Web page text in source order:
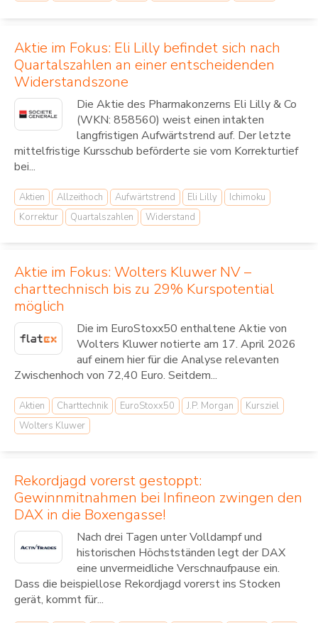
Aktie im Fokus: Eli Lilly befindet sich nach
Quartalszahlen an einer entscheidenden
Widerstandszone
Die Aktie des Pharmakonzerns Eli Lilly & Co
(WKN: 858560) weist einen intakten
langfristigen Aufwärtstrend auf. Der letzte
mittelfristige Kursschub beförderte sie vom Korrekturtief
bei...
Aktien Allzeithoch Aufwärtstrend Eli Lilly
Ichimoku
Korrektur
Quartalszahlen Widerstand
Aktie im Fokus: Wolters Kluwer NV –
charttechnisch bis zu 29% Kurspotential
möglich
Die im EuroStoxx50 enthaltene Aktie von
Wolters Kluwer notierte am 17. April 2026
auf einem hier für die Analyse relevanten
Zwischenhoch von 72,40 Euro. Seitdem...
Aktien Charttechnik EuroStoxx50 J.P. Morgan
Kursziel
Wolters Kluwer
Rekordjagd vorerst gestoppt:
Gewinnmitnahmen bei Infineon zwingen den
DAX in die Boxengasse!
Nach drei Tagen unter Volldampf und
historischen Höchstständen legt der DAX
eine unvermeidliche Verschnaufpause ein.
Dass die beispiellose Rekordjagd vorerst ins Stocken
gerät, kommt für...